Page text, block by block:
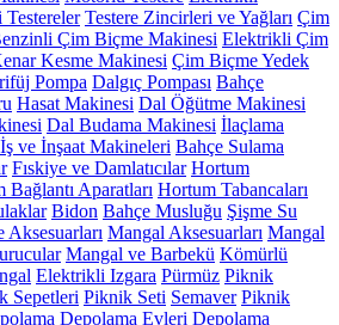
Testere Zincirleri ve Yağları Çim
Çim Biçme Makinesi Elektrikli Çim
Kesme Makinesi Çim Biçme Yedek
Pompa Dalgıç Pompası Bahçe
Hasat Makinesi Dal Öğütme Makinesi
Dal Budama Makinesi İlaçlama
ve İnşaat Makineleri Bahçe Sulama
Fıskiye ve Damlatıcılar Hortum
Bağlantı Aparatları Hortum Tabancaları
Bidon Bahçe Musluğu Şişme Su
Aksesuarları Mangal Aksesuarları Mangal
Mangal ve Barbekü Kömürlü
Elektrikli Izgara Pürmüz Piknik
Sepetleri Piknik Seti Semaver Piknik
Depolama Evleri Depolama